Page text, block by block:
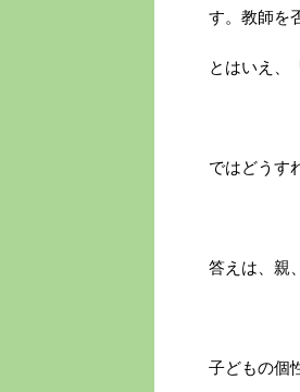
す。教師を
とはいえ、
ではどうす
答えは、親
子どもの個